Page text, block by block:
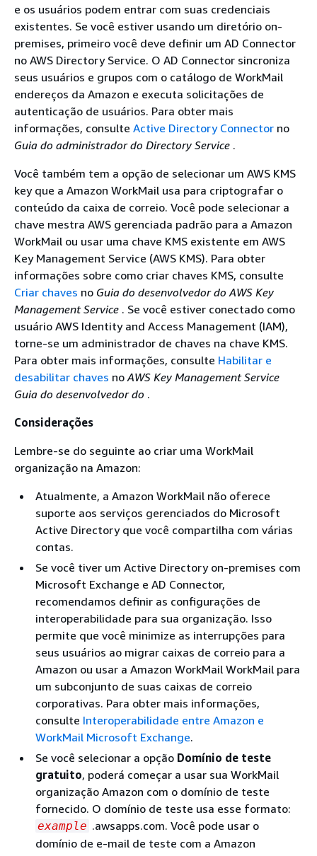
e os usuários podem entrar com suas credenciais
existentes. Se você estiver usando um diretório on-
premises, primeiro você deve definir um AD Connector
no AWS Directory Service. O AD Connector sincroniza
seus usuários e grupos com o catálogo de WorkMail
endereços da Amazon e executa solicitações de
autenticação de usuários. Para obter mais
informações, consulte Active Directory Connector no
Guia do administrador do Directory Service .
Você também tem a opção de selecionar um AWS KMS
key que a Amazon WorkMail usa para criptografar o
conteúdo da caixa de correio. Você pode selecionar a
chave mestra AWS gerenciada padrão para a Amazon
WorkMail ou usar uma chave KMS existente em AWS
Key Management Service (AWS KMS). Para obter
informações sobre como criar chaves KMS, consulte
Criar chaves no Guia do desenvolvedor do AWS Key
Management Service . Se você estiver conectado como
usuário AWS Identity and Access Management (IAM),
torne-se um administrador de chaves na chave KMS.
Para obter mais informações, consulte Habilitar e
desabilitar chaves noAWS Key Management Service
Guia do desenvolvedor do .
Considerações
Lembre-se do seguinte ao criar uma WorkMail
organização na Amazon:
Atualmente, a Amazon WorkMail não oferece
suporte aos serviços gerenciados do Microsoft
Active Directory que você compartilha com várias
contas.
Se você tiver um Active Directory on-premises com
Microsoft Exchange e AD Connector,
recomendamos definir as configurações de
interoperabilidade para sua organização. Isso
permite que você minimize as interrupções para
seus usuários ao migrar caixas de correio para a
Amazon ou usar a Amazon WorkMail WorkMail para
um subconjunto de suas caixas de correio
corporativas. Para obter mais informações,
consulte Interoperabilidade entre Amazon e
WorkMail Microsoft Exchange.
Se você selecionar a opção Domínio de teste
gratuito, poderá começar a usar sua WorkMail
organização Amazon com o domínio de teste
fornecido. O domínio de teste usa esse formato:
example .awsapps.com. Você pode usar o
domínio de e-mail de teste com a Amazon